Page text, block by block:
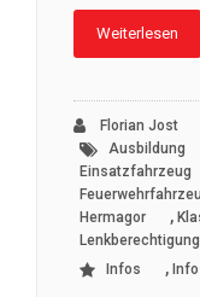
Weiterlesen
Florian Jost
Ausbildung
Einsatzfahrzeug
Hermagor ,
Lenkberechtigung
Infos
,